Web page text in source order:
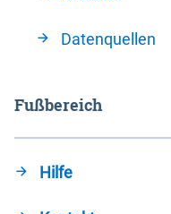
Datenquellen
Fußbereich
Hilfe